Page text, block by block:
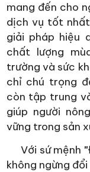
mang đến cho
dịch vụ tốt
giải pháp hiệu
chất lượng
trường và sức
chỉ chú trọng
còn tập trung
giúp người
vững trong sản
Với sứ mệnh
không ngừng